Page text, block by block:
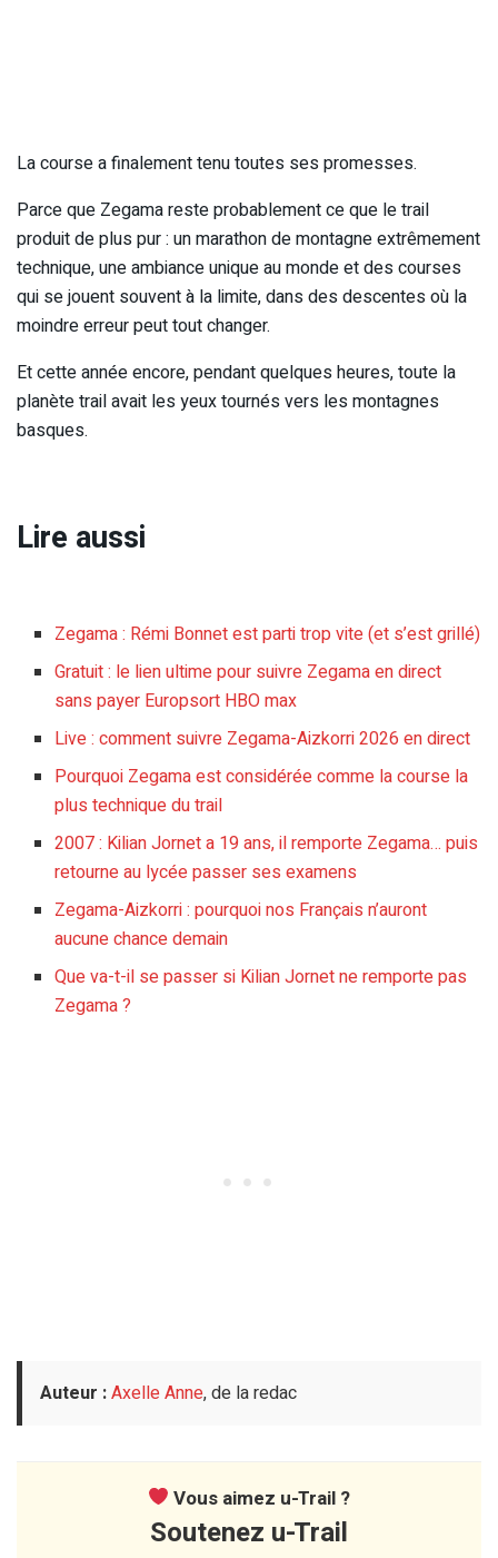
La course a finalement tenu toutes ses promesses.
Parce que Zegama reste probablement ce que le trail
produit de plus pur : un marathon de montagne extrêmement
technique, une ambiance unique au monde et des courses
qui se jouent souvent à la limite, dans des descentes où la
moindre erreur peut tout changer.
Et cette année encore, pendant quelques heures, toute la
planète trail avait les yeux tournés vers les montagnes
basques.
Lire aussi
Zegama : Rémi Bonnet est parti trop vite (et s’est grillé)
Gratuit : le lien ultime pour suivre Zegama en direct
sans payer Europsort HBO max
Live : comment suivre Zegama-Aizkorri 2026 en direct
Pourquoi Zegama est considérée comme la course la
plus technique du trail
2007 : Kilian Jornet a 19 ans, il remporte Zegama… puis
retourne au lycée passer ses examens
Zegama-Aizkorri : pourquoi nos Français n’auront
aucune chance demain
Que va-t-il se passer si Kilian Jornet ne remporte pas
Zegama ?
Auteur :Axelle Anne, de la redac
Vous aimez u-Trail ?
Soutenez u-Trail